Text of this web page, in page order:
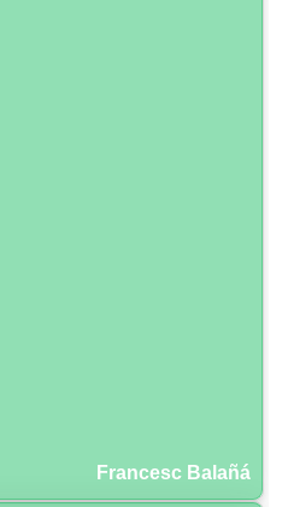
Francesc Balañá